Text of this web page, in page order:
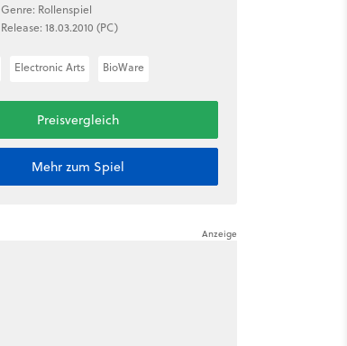
Genre: Rollenspiel
Release: 18.03.2010 (PC)
Electronic Arts BioWare
Preisvergleich
Mehr zum Spiel